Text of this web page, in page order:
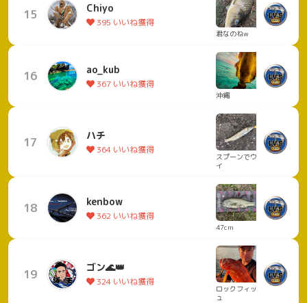
15 Chiyo
395 いいね獲得
君なのねw
16 ao_kub
367 いいね獲得
沖縄
17 ハチ
364 いいね獲得
スプーンでウグ
イ
18 kenbow
362 いいね獲得
47cm
19 ゴン🌊👑
324 いいね獲得
ロックフィッシ
ュ